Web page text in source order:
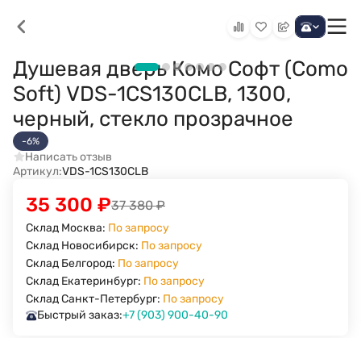
Душевая дверь Комо Софт (Como
Soft) VDS-1CS130CLB, 1300,
черный, стекло прозрачное
-6%
Написать отзыв
Артикул:VDS-1CS130CLB
37 380₽
35 300 ₽
Склад Москва: По запросу
Склад Новосибирск: По запросу
Склад Белгород: По запросу
Склад Екатеринбург: По запросу
Склад Санкт-Петербург: По запросу
Быстрый заказ:+7 (903) 900-40-90